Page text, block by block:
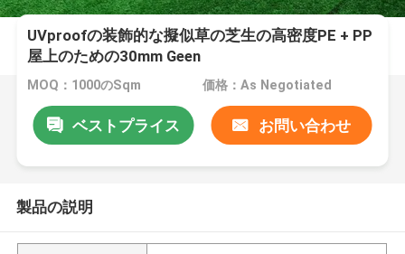
UVproofの装飾的な擬似草の芝生の高密度PE + PP
屋上のための30mm Geen
MOQ：1000のSqm 価格：As Negotiated
ベストプライス お問い合わせ
製品の説明